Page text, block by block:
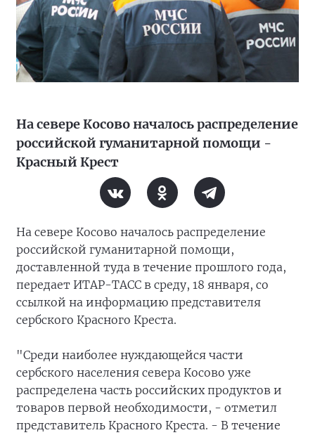
На севере Косово началось распределение
российской гуманитарной помощи -
Красный Крест
На севере Косово началось распределение
российской гуманитарной помощи,
доставленной туда в течение прошлого года,
передает ИТАР-ТАСС в среду, 18 января, со
ссылкой на информацию представителя
сербского Красного Креста.
"Среди наиболее нуждающейся части
сербского населения севера Косово уже
распределена часть российских продуктов и
товаров первой необходимости, - отметил
представитель Красного Креста. - В течение